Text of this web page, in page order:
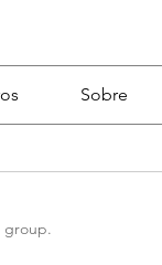
Sobre
group.